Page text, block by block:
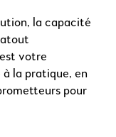
la capacité
votre
la pratique, en
pour